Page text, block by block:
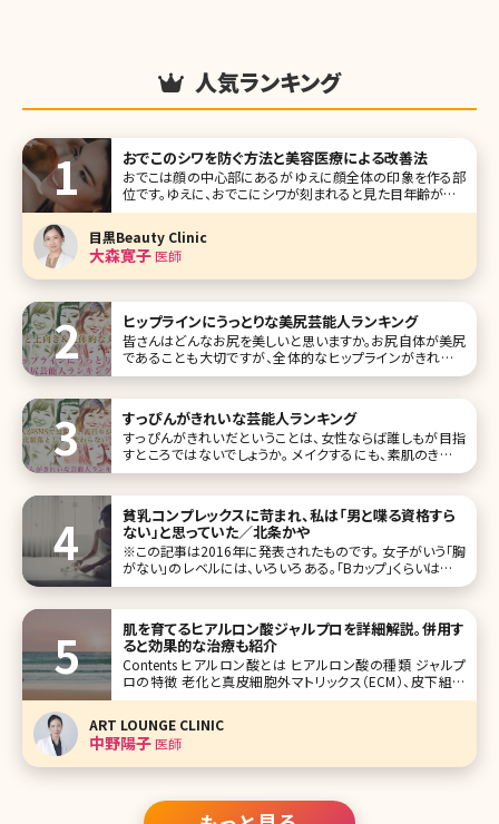
人気ランキング
おでこのシワを防ぐ方法と美容医療による改善法
おでこは顔の中心部にあるがゆえに顔全体の印象を作る部
位です。ゆえに、おでこにシワが刻まれると見た目年齢が高く
なる印象を与えてしまいます。 おでこのシワは加齢によって
習慣にもシワが増える原因が隠れています。 本記事ではお
でこのシワができ
目黒Beauty Clinic
大森寛子医師
ヒップラインにうっとりな美尻芸能人ランキング
皆さんはどんなお尻を美しいと思いますか。お尻自体が美尻
であることも大切ですが、全体的なヒップラインがきれいで
あることも忘れてはいけないポイント。 日本人の尻回りは欧
いため、垂れやすくぺったんこなお尻が多いと言われていま
す。 しかし男性が魅
すっぴんがきれいな芸能人ランキング
すっぴんがきれいだということは、女性ならば誰しもが目指
すところではないでしょうか。 メイクするにも、素肌のきれい
さは大きな影響を与えますので、前提としてもそこはしっかり
きれいな芸能人をラ
貧乳コンプレックスに苛まれ、私は「男と喋る資格すら
ない」と思っていた／北条かや
※この記事は2016年に発表されたものです。 女子がいう「胸
がない」のレベルには、いろいろある。「Bカップ」くらいはある
のに、「あたしなんて全然、胸ないから」とのたまう女子もいれ
下、もし
肌を育てるヒアルロン酸ジャルプロを詳細解説。併用す
ると効果的な治療も紹介
Contents ヒアルロン酸とは ヒアルロン酸の種類 ジャルプ
ロの特徴 老化と真皮細胞外マトリックス（ECM）、皮下組織
のリガメントのお話 ジャルプロに似ている施術、組み合わせ
めとしたECM製剤で真皮を日頃からケアして
ART LOUNGE CLINIC
中野陽子医師